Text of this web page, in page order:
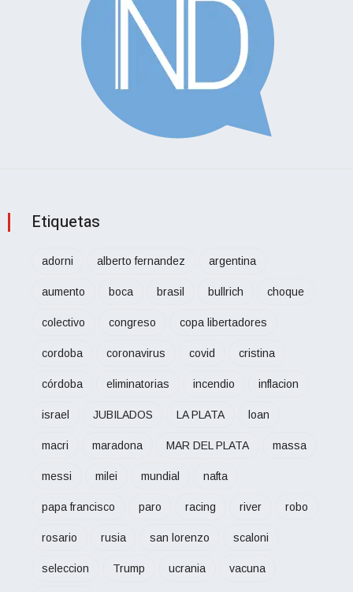
Etiquetas
adorni alberto fernandez argentina
aumento boca brasil bullrich choque
colectivo congreso copa libertadores
cordoba coronavirus covid cristina
córdoba eliminatorias incendio inflacion
israel JUBILADOS LA PLATA loan
macri maradona MAR DEL PLATA massa
messi milei mundial nafta
papa francisco paro racing river robo
rosario rusia san lorenzo scaloni
seleccion Trump ucrania vacuna